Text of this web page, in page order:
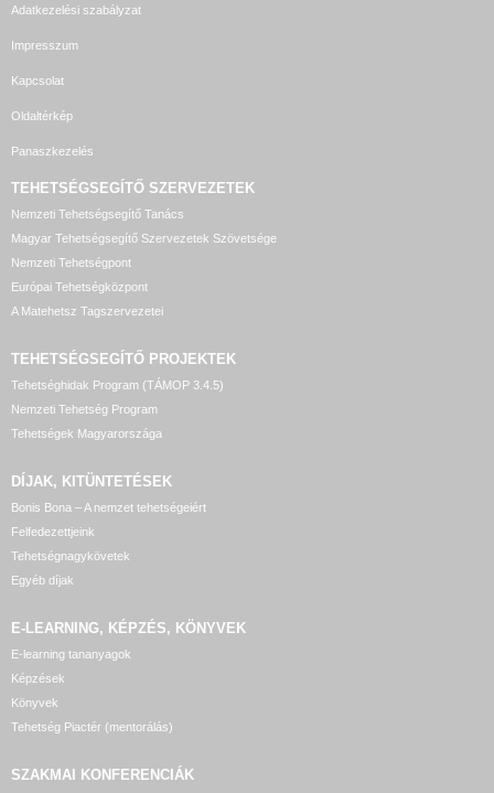
Adatkezelési szabályzat
Impresszum
Kapcsolat
Oldaltérkép
Panaszkezelés
TEHETSÉGSEGÍTŐ SZERVEZETEK
Nemzeti Tehetségsegítő Tanács
Magyar Tehetségsegítő Szervezetek Szövetsége
Nemzeti Tehetségpont
Európai Tehetségközpont
A Matehetsz Tagszervezetei
TEHETSÉGSEGÍTŐ PROJEKTEK
Tehetséghidak Program (TÁMOP 3.4.5)
Nemzeti Tehetség Program
Tehetségek Magyarországa
DÍJAK, KITÜNTETÉSEK
Bonis Bona – A nemzet tehetségeiért
Felfedezettjeink
Tehetségnagykövetek
Egyéb díjak
E-LEARNING, KÉPZÉS, KÖNYVEK
E-learning tananyagok
Képzések
Könyvek
Tehetség Piactér (mentorálás)
SZAKMAI KONFERENCIÁK